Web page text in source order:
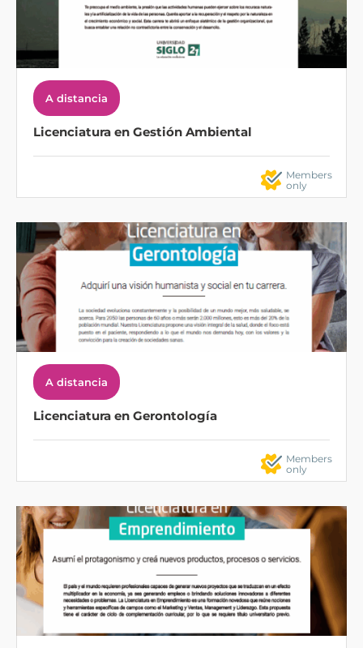
A distancia
Licenciatura en Gestión Ambiental
Members
only
A distancia
Licenciatura en Gerontología
Members
only